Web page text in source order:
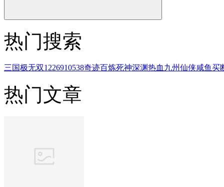
热门搜索
三国极无双1226910538奇迹百炼死神深渊热血 九州仙侠咸鱼买
热门文章